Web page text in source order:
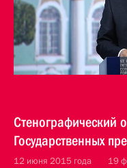
Стенографический
Государственных
12 июня 2015 года 19